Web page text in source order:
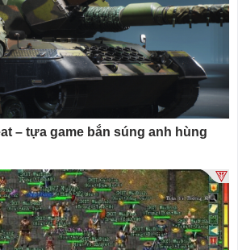
– tựa game bắn súng anh hùng